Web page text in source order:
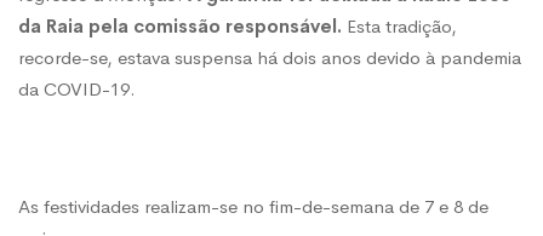
Rosa
da Raia pela comissão responsável. Esta tradição,
recorde-se, estava suspensa há dois anos devido à pandemia
da COVID-19.
As festividades realizam-se no fim-de-semana de 7 e 8 de